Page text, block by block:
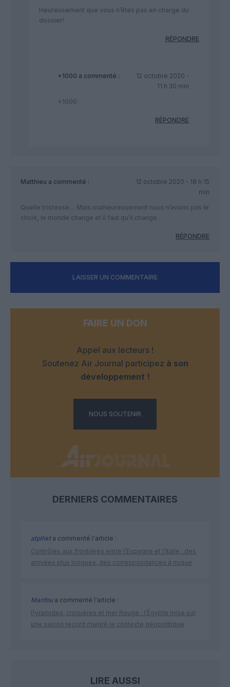
Heureusement que vous n’êtes pas en charge du
dossier!
RÉPONDRE
+1000 a commenté :
12 octobre 2020 -
11 h 30 min
+1000
RÉPONDRE
Matthieu a commenté :
12 octobre 2020 - 18 h 15
min
Quelle tristesse… Mais malheureusement nous n’avons pas le
choix, le monde change et il faut qu’il change.
RÉPONDRE
LAISSER UN COMMENTAIRE
FAIRE UN DON
Appel aux lecteurs !
Soutenez Air Journal participez à son
développement !
NOUS SOUTENIR
DERNIERS COMMENTAIRES
atplhkta commenté l'article :
Contrôles aux frontières entre l’Espagne et l’Italie : des
arrivées plus longues, des correspondances à risque
Manfoua commenté l'article :
Pyramides, croisières et mer Rouge : l’Égypte mise sur
une saison record malgré le contexte géopolitique
LIRE AUSSI